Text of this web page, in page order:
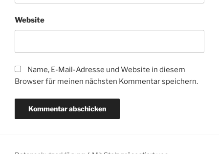
Website
Name, E-Mail-Adresse und Website in diesem
Browser für meinen nächsten Kommentar speichern.